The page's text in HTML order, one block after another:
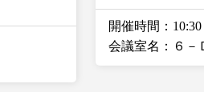
開催時間：10:30
会議室名：６－